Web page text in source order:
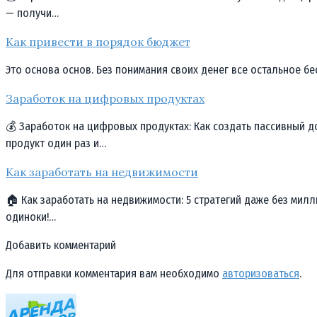
— получи…
Как привести в порядок бюджет
Это основа основ. Без понимания своих денег все остальное
Заработок на цифровых продуктах
💰 Заработок на цифровых продуктах: Как создать
продукт один раз и…
Как заработать на недвижимости
🏠 Как заработать на недвижимости: 5 стратегий даже без
одиноки!…
Добавить комментарий
Для отправки комментария вам необходимо авторизоваться.